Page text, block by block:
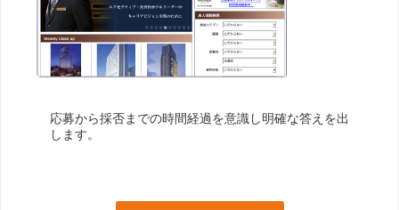
応募から採否までの時間経過を意識し明確な答えを出
します。